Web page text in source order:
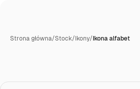
Strona główna/Stock/Ikony/Ikona alfabet